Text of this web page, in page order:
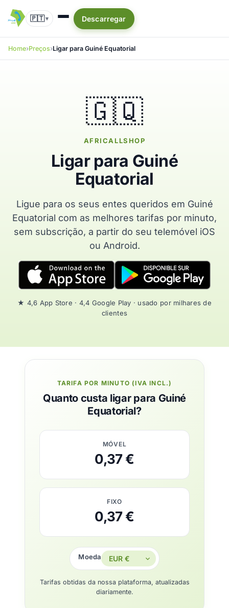
🇵🇹▾ Descarregar
Home Preços Ligar para Guiné Equatorial
🇬🇶
AFRICALLSHOP
Ligar para Guiné
Equatorial
Ligue para os seus entes queridos em Guiné
Equatorial com as melhores tarifas por minuto,
sem subscrição, a partir do seu telemóvel iOS
ou Android.
★ 4,6 App Store · 4,4 Google Play · usado por milhares de
clientes
TARIFA POR MINUTO (IVA INCL.)
Quanto custa ligar para Guiné
Equatorial?
MÓVEL
0,37 €
FIXO
0,37 €
Moeda
Tarifas obtidas da nossa plataforma, atualizadas
diariamente.